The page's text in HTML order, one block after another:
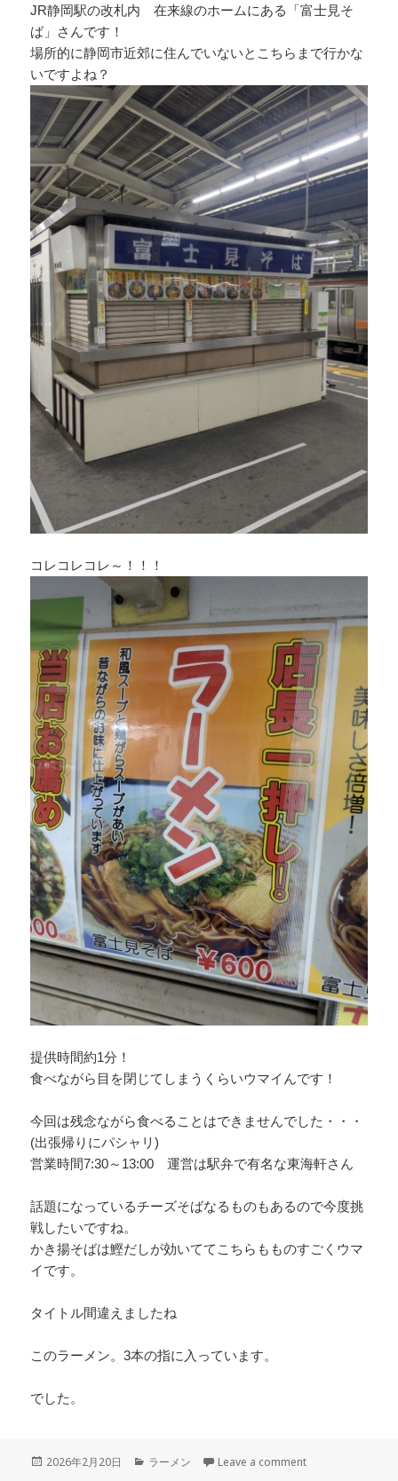
JR静岡駅の改札内 在来線のホームにある「富士見そ
ば」さんです！
場所的に静岡市近郊に住んでいないとこちらまで行かな
いですよね？
コレコレコレ～！！！
提供時間約1分！
食べながら目を閉じてしまうくらいウマイんです！
今回は残念ながら食べることはできませんでした・・・
(出張帰りにパシャリ)
営業時間7:30～13:00 運営は駅弁で有名な東海軒さん
話題になっているチーズそばなるものもあるので今度挑
戦したいですね。
かき揚そばは鰹だしが効いててこちらもものすごくウマ
イです。
タイトル間違えましたね
このラーメン。3本の指に入っています。
でした。
Posted
2026年2月20日 Categories
ラーメン Leave a commenton このラーメン